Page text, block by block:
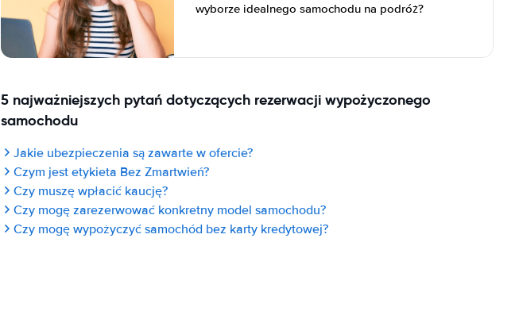
wyborze idealnego samochodu na podróż?
5 najważniejszych pytań dotyczących rezerwacji wypożyczonego
samochodu
Jakie ubezpieczenia są zawarte w ofercie?
Czym jest etykieta Bez Zmartwień?
Czy muszę wpłacić kaucję?
Czy mogę zarezerwować konkretny model samochodu?
Czy mogę wypożyczyć samochód bez karty kredytowej?